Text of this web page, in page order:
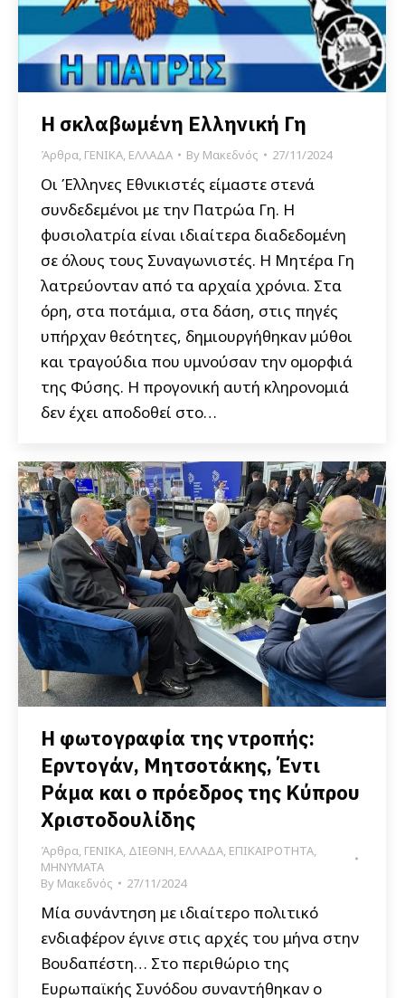
Η σκλαβωμένη Ελληνική Γη
Άρθρα, ΓΕΝΙΚΑ, ΕΛΛΑΔΑ By Μακεδνός 27/11/2024
Οι Έλληνες Εθνικιστές είμαστε στενά
συνδεδεμένοι με την Πατρώα Γη. Η
φυσιολατρία είναι ιδιαίτερα διαδεδομένη
σε όλους τους Συναγωνιστές. Η Μητέρα Γη
λατρεύονταν από τα αρχαία χρόνια. Στα
όρη, στα ποτάμια, στα δάση, στις πηγές
υπήρχαν θεότητες, δημιουργήθηκαν μύθοι
και τραγούδια που υμνούσαν την ομορφιά
της Φύσης. Η προγονική αυτή κληρονομιά
δεν έχει αποδοθεί στο…
Η φωτογραφία της ντροπής:
Ερντογάν, Μητσοτάκης, Έντι
Ράμα και ο πρόεδρος της Κύπρου
Χριστοδουλίδης
Άρθρα, ΓΕΝΙΚΑ, ΔΙΕΘΝΗ, ΕΛΛΑΔΑ, ΕΠΙΚΑΙΡΟΤΗΤΑ,
ΜΗΝΥΜΑΤΑ
By Μακεδνός 27/11/2024
Μία συνάντηση με ιδιαίτερο πολιτικό
ενδιαφέρον έγινε στις αρχές του μήνα στην
Βουδαπέστη… Στο περιθώριο της
Ευρωπαϊκής Συνόδου συναντήθηκαν ο